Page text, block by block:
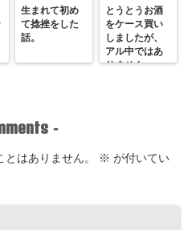
生まれて初め
て捻挫をした
話。
とうとうお酒
をケース買い
しましたが、
アル中ではあ
りません。
-
はありません。 ※ が付いてい